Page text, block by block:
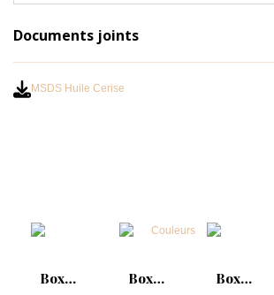
Documents joints
MSDS Huile Cerise
Box
Box
Box